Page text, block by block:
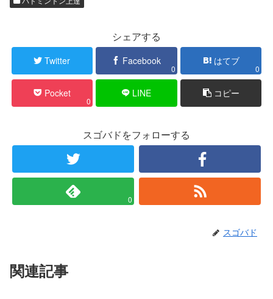
シェアする
Twitter Facebook
0
はてブ
0
Pocket
0
LINE コピー
スゴバドをフォローする
0
スゴバド
関連記事